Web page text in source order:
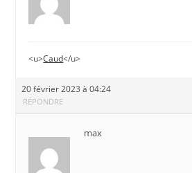
<u>Caud</u>
20 février 2023 à 04:24
RÉPONDRE
max